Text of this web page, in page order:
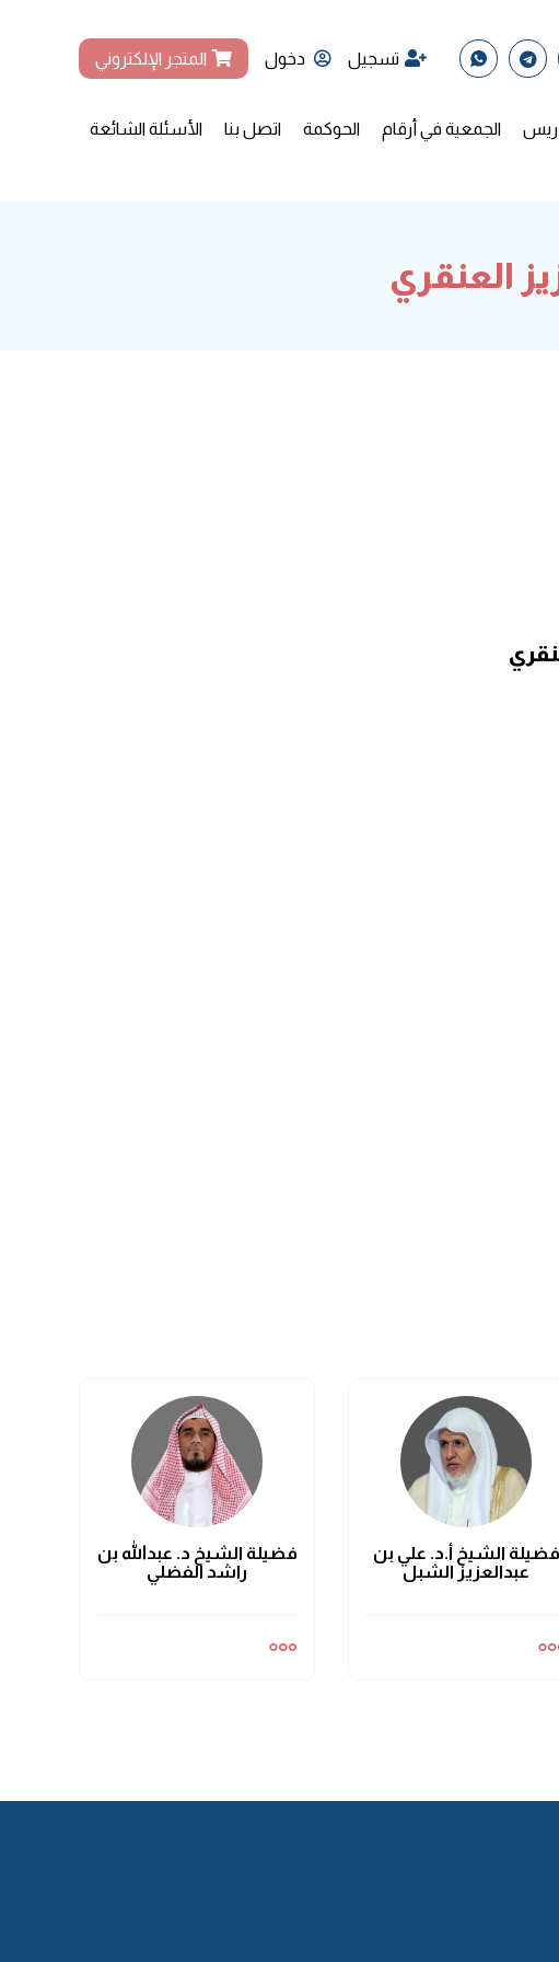
تسجيل دخول المتجر الإلكتروني
الجمعية في أرقام الحوكمة اتصل بنا الأسئلة الشائعة
العنقري
فضيلة الشيخ أ.د. علي بن
عبدالعزيز الشبل
فضيلة الشيخ د. عبدالله بن
راشد الفضلي